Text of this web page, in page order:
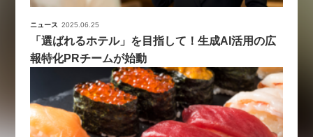
ニュース 2025.06.25
「選ばれるホテル」を目指して！生成AI活用の広
報特化PRチームが始動